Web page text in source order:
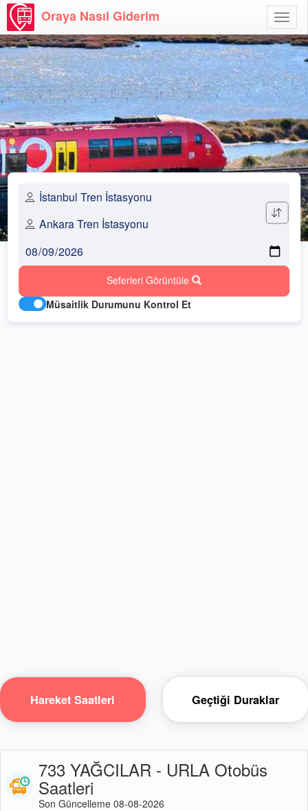
Aç
Oraya Nasıl Giderim
Seferleri Görüntüle
Müsaitlik Durumunu Kontrol Et
Hareket Saatleri Geçtiği Duraklar
733 YAĞCILAR - URLA Otobüs
Saatleri
Son Güncelleme 08-08-2026